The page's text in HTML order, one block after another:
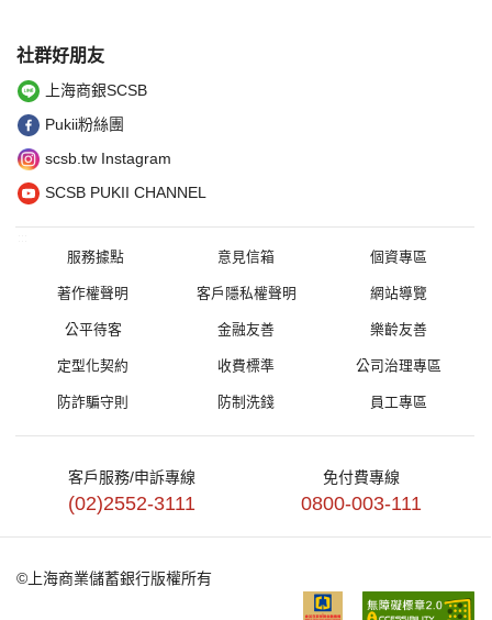
社群好朋友
上海商銀SCSB
Pukii粉絲團
scsb.tw Instagram
SCSB PUKII CHANNEL
服務據點 意見信箱 個資專區
著作權聲明 客戶隱私權聲明 網站導覽
公平待客 金融友善 樂齡友善
定型化契約 收費標準 公司治理專區
防詐騙守則 防制洗錢 員工專區
客戶服務/申訴專線
(02)2552-3111
免付費專線
0800-003-111
©上海商業儲蓄銀行版權所有